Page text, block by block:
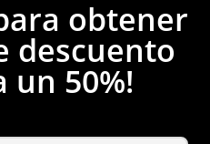
obtener
descuento
un 50%!